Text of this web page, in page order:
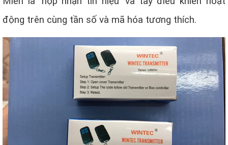
động trên cùng tần số và mã hóa tương thích.